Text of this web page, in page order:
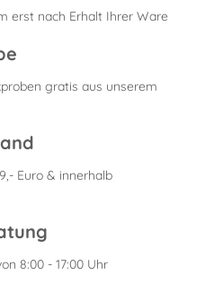
erst nach Erhalt Ihrer Ware
gratis aus unserem
Euro & innerhalb
8:00 - 17:00 Uhr